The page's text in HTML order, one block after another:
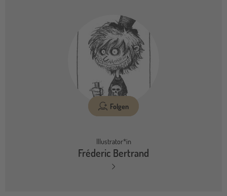
Folgen
Illustrator*in
Fréderic Bertrand